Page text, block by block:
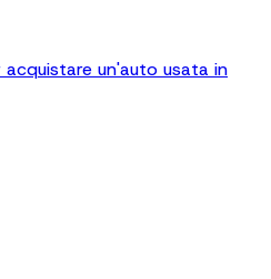
un'auto usata in